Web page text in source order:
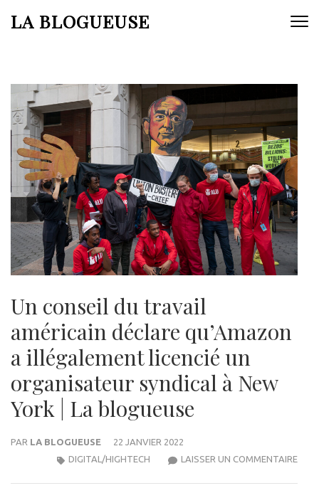
auLA BLOGUEUSE
Un conseil du travail
américain déclare qu’Amazon
a illégalement licencié un
organisateur syndical à New
York | La blogueuse
PAR LA BLOGUEUSE
22 JANVIER 2022
LAISSER UN COMMENTAIREUN
DIGITAL/HIGHTECH